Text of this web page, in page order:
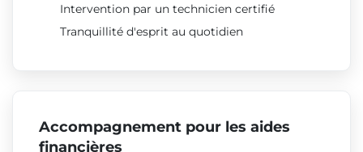
Intervention par un technicien certifié
Tranquillité d'esprit au quotidien
Accompagnement pour les aides
financières